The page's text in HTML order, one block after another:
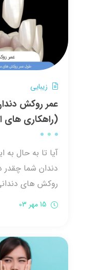
زیبایی
عمر روکش
(راهکاری های
آیا تا به حال
دندان شما
روکش های